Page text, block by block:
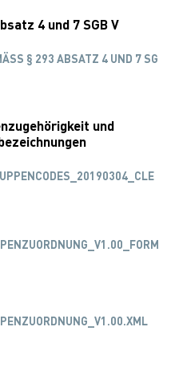
4 und 7 SGB V
§ 293 ABSATZ 4 UND 7 SGB
und